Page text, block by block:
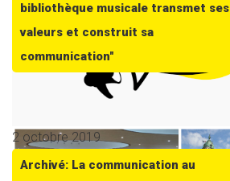
bibliothèque musicale transmet ses
valeurs et construit sa
communication"
2 octobre 2019
Archivé: La communication au